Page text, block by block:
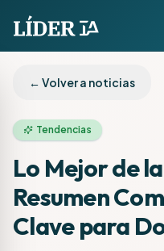
← Volver a noticias
Tendencias
Lo Mejor de
Resumen
Clave para